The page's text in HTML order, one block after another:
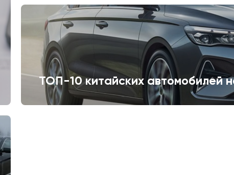
ТОП-10 китайских автомобилей